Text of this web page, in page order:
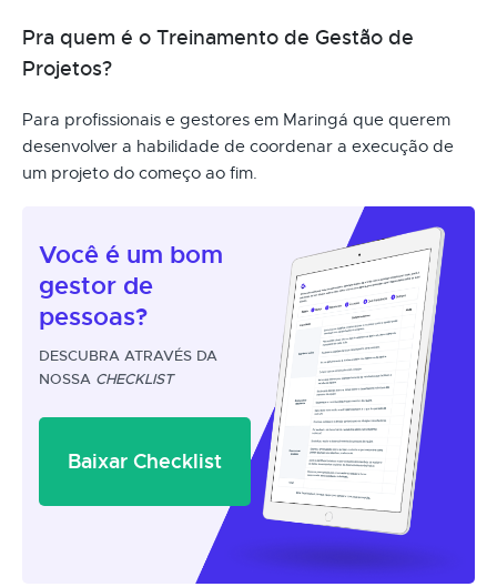
Pra quem é o Treinamento de Gestão de
Projetos?
Para profissionais e gestores em Maringá que querem
desenvolver a habilidade de coordenar a execução de
um projeto do começo ao fim.
Você é um bom
gestor de
pessoas?
DESCUBRA ATRAVÉS DA
NOSSA CHECKLIST
Baixar Checklist